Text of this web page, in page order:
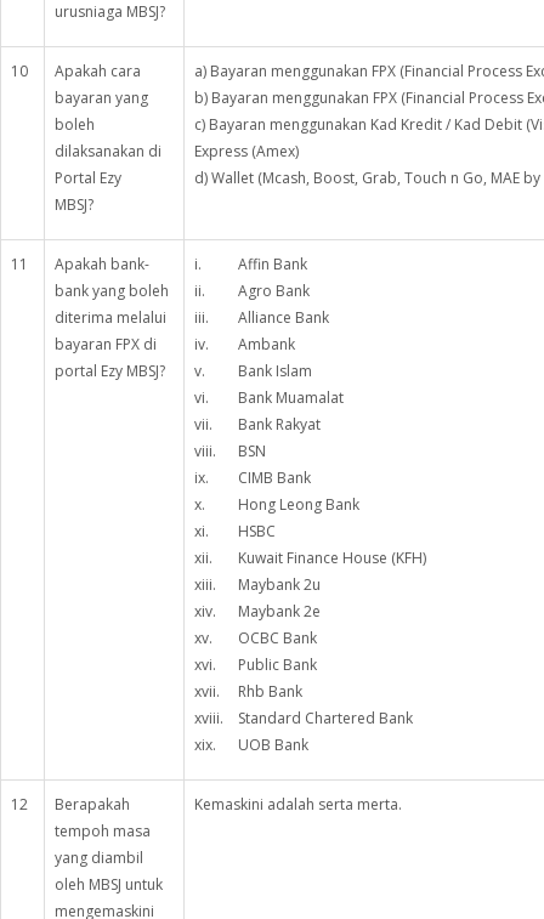
urusniaga MBSJ?
10
Apakah cara
bayaran yang
boleh
dilaksanakan di
Portal Ezy
MBSJ?
a) Bayaran menggunakan FPX (Financial Process
b) Bayaran menggunakan FPX (Financial Process
c) Bayaran menggunakan Kad Kredit / Kad Debit
Express (Amex)
d) Wallet (Mcash, Boost, Grab, Touch n Go, MAE
11
Apakah bank-
bank yang boleh
diterima melalui
bayaran FPX di
portal Ezy MBSJ?
i. Affin Bank
ii. Agro Bank
iii. Alliance Bank
iv. Ambank
v. Bank Islam
vi. Bank Muamalat
vii. Bank Rakyat
viii. BSN
ix. CIMB Bank
x. Hong Leong Bank
xi. HSBC
xii. Kuwait Finance House (KFH)
xiii. Maybank 2u
xiv. Maybank 2e
xv. OCBC Bank
xvi. Public Bank
xvii. Rhb Bank
xviii. Standard Chartered Bank
xix. UOB Bank
12
Berapakah
tempoh masa
yang diambil
oleh MBSJ untuk
mengemaskini
Kemaskini adalah serta merta.